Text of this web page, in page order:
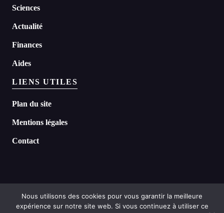
Sciences
Actualité
Finances
Aides
LIENS UTILES
Plan du site
Mentions légales
Contact
©2026 Headline tous droits réservés
Nous utilisons des cookies pour vous garantir la meilleure
expérience sur notre site web. Si vous continuez à utiliser ce